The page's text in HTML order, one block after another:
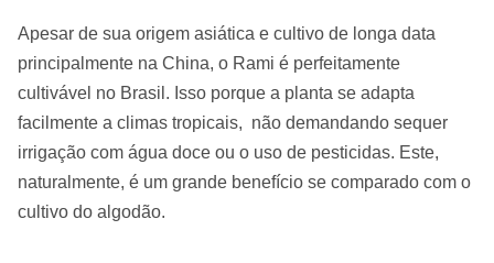
Apesar de sua origem asiática e cultivo de longa data
principalmente na China, o Rami é perfeitamente
cultivável no Brasil. Isso porque a planta se adapta
facilmente a climas tropicais, não demandando sequer
irrigação com água doce ou o uso de pesticidas. Este,
naturalmente, é um grande benefício se comparado com o
cultivo do algodão.